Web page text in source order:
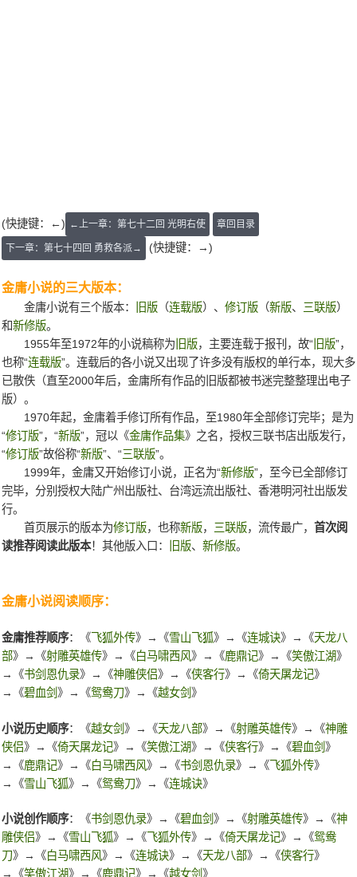
(快捷键：←) ←上一章：第七十二回 光明右使 章回目录
下一章：第七十四回 勇救各派→ (快捷键：→)
金庸小说的三大版本：
金庸小说有三个版本： 旧版 （连载版）、 修订版 （新版、 三联版）
和新修版。
1955年至1972年的小说稿称为 旧版，主要连载于报刊，故“ 旧版”，
也称“连载版”。连载后的各小说又出现了许多没有版权的单行本，现大多
已散佚（直至2000年后，金庸所有作品的旧版都被书迷完整整理出电子
版）。
1970年起，金庸着手修订所有作品，至1980年全部修订完毕；是为
“修订版”，“新版”，冠以《金庸作品集》之名，授权三联书店出版发行，
“修订版”故俗称“新版”、“三联版”。
1999年，金庸又开始修订小说，正名为“新修版”，至今已全部修订
完毕，分别授权大陆广州出版社、台湾远流出版社、香港明河社出版发
行。
首页展示的版本为修订版，也称新版， 三联版，流传最广， 首次阅
读推荐阅读此版本！其他版入口： 旧版、 新修版。
金庸小说阅读顺序：
金庸推荐顺序：《飞狐外传》→《雪山飞狐》→《连城诀》→《天龙八
部》→《射雕英雄传》→《白马啸西风》→《鹿鼎记》→《笑傲江湖》
→《书剑恩仇录》→《神雕侠侣》→《侠客行》→《倚天屠龙记》
→《碧血剑 》→《鸳鸯刀》→《越女剑 》
小说历史顺序：《越女剑 》→《天龙八部》→《射雕英雄传》→《神雕
侠侣》→《倚天屠龙记》→《笑傲江湖》→《侠客行》→《碧血剑 》
→《鹿鼎记》→《白马啸西风》→《书剑恩仇录》→《飞狐外传》
→《雪山飞狐》→《鸳鸯刀》→《连城诀》
小说创作顺序：《书剑恩仇录》→《碧血剑 》→《射雕英雄传》→《神
雕侠侣》→《雪山飞狐》→《飞狐外传》→《倚天屠龙记》→《鸳鸯
刀》→《白马啸西风》→《连城诀》→《天龙八部》→《侠客行》
→《笑傲江湖》→《鹿鼎记》→《越女剑 》